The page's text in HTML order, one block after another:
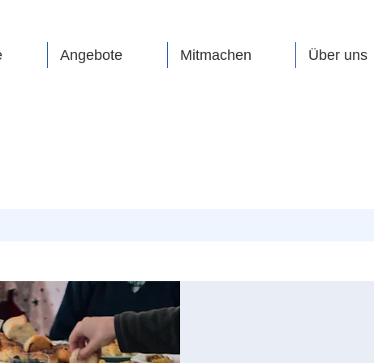
Angebote Mitmachen Über uns